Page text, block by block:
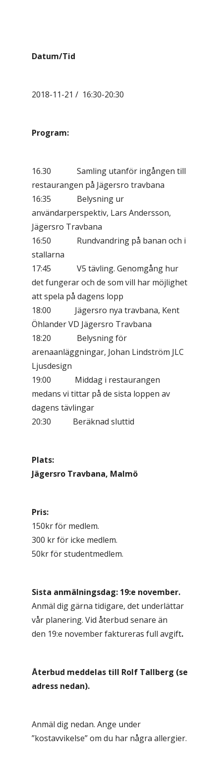
Datum/Tid
2018-11-21 / 16:30-20:30
Program:
16.30 Samling utanför ingången till
restaurangen på Jägersro travbana
16:35 Belysning ur
användarperspektiv, Lars Andersson,
Jägersro Travbana
16:50 Rundvandring på banan och i
stallarna
17:45 V5 tävling. Genomgång hur
det fungerar och de som vill har möjlighet
att spela på dagens lopp
18:00 Jägersro nya travbana, Kent
Öhlander VD Jägersro Travbana
18:20 Belysning för
arenaanläggningar, Johan Lindström JLC
Ljusdesign
19:00 Middag i restaurangen
medans vi tittar på de sista loppen av
dagens tävlingar
20:30 Beräknad sluttid
Plats:
Jägersro Travbana, Malmö
Pris:
150kr för medlem.
300 kr för icke medlem.
50kr för studentmedlem.
Sista anmälningsdag: 19:e november.
Anmäl dig gärna tidigare, det underlättar
vår planering. Vid återbud senare än
den 19:e november faktureras full avgift.
Återbud meddelas till Rolf Tallberg (se
adress nedan).
Anmäl dig nedan. Ange under
”kostavvikelse” om du har några allergier.